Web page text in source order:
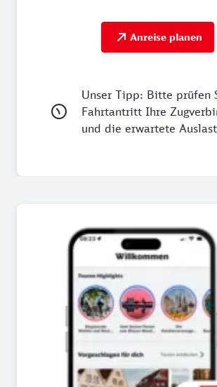
Anreise planen
Unser Tipp: Bitte prüfen
Fahrtantritt Ihre
und die erwartete